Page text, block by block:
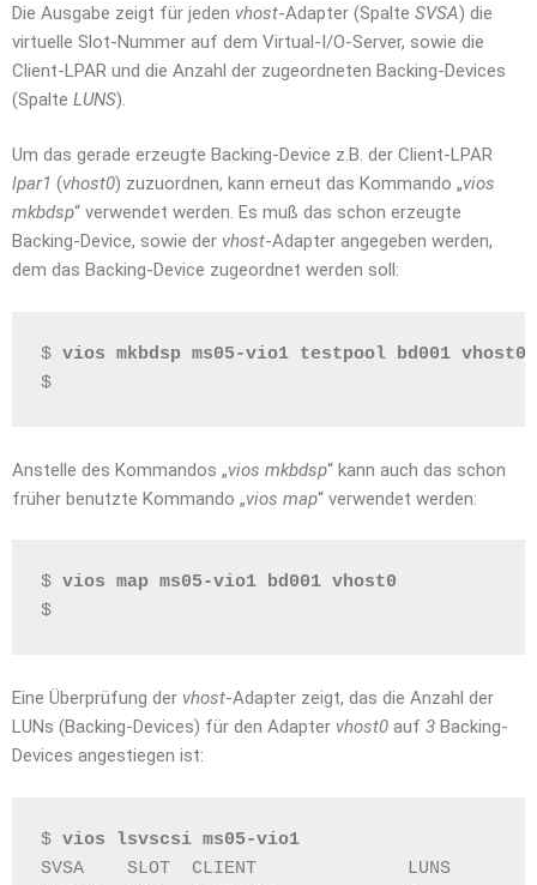
Die Ausgabe zeigt für jeden vhost-Adapter (Spalte SVSA) die
virtuelle Slot-Nummer auf dem Virtual-I/O-Server, sowie die
Client-LPAR und die Anzahl der zugeordneten Backing-Devices
(Spalte LUNS).
Um das gerade erzeugte Backing-Device z.B. der Client-LPAR
lpar1 (vhost0) zuzuordnen, kann erneut das Kommando „vios
mkbdsp“ verwendet werden. Es muß das schon erzeugte
Backing-Device, sowie der vhost-Adapter angegeben werden,
dem das Backing-Device zugeordnet werden soll:
$ vios mkbdsp ms05-vio1 testpool bd001 vhost0
$
Anstelle des Kommandos „vios mkbdsp“ kann auch das schon
früher benutzte Kommando „vios map“ verwendet werden:
$ vios map ms05-vio1 bd001 vhost0
$
Eine Überprüfung der vhost-Adapter zeigt, das die Anzahl der
LUNs (Backing-Devices) für den Adapter vhost0 auf 3 Backing-
Devices angestiegen ist:
$ vios lsvscsi ms05-vio1
SVSA    SLOT  CLIENT              LUNS